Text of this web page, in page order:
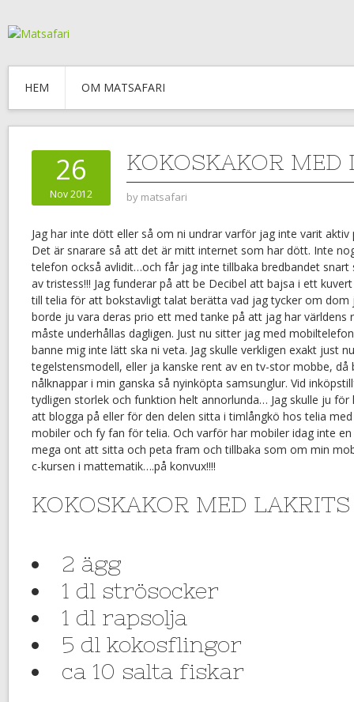
HEM OM MATSAFARI
26
Nov 2012
KOKOSKAKOR MED
by matsafari
Jag har inte dött eller så om ni undrar varför jag inte varit aktiv
Det är snarare så att det är mitt internet som har dött. Inte
telefon också avlidit…och får jag inte tillbaka bredbandet snart
av tristess!!! Jag funderar på att be Decibel att bajsa i ett
till telia för att bokstavligt talat berätta vad jag tycker om dom
borde ju vara deras prio ett med tanke på att jag har världens
måste underhållas dagligen. Just nu sitter jag med
banne mig inte lätt ska ni veta. Jag skulle verkligen exakt just
tegelstensmodell, eller ja kanske rent av en tv-stor mobbe,
nålknappar i min ganska så nyinköpta samsunglur. Vid
tydligen storlek och funktion helt annorlunda… Jag skulle ju
att blogga på eller för den delen sitta i timlångkö hos telia
mobiler och fy fan för telia. Och varför har mobiler idag inte en
mega ont att sitta och peta fram och tillbaka som om min
c-kursen i mattematik….på konvux!!!!
KOKOSKAKOR MED
2 ägg
1 dl strösocker
1 dl rapsolja
5 dl kokosflingor
ca 10 salta fiskar